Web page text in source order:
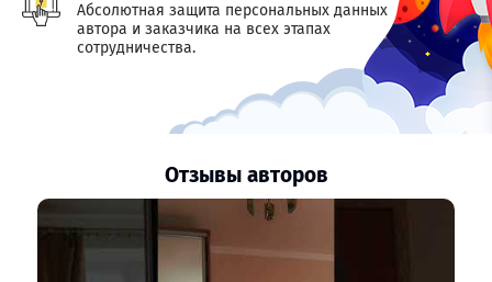
Абсолютная защита персональных данных
автора и заказчика на всех этапах
сотрудничества.
Отзывы авторов